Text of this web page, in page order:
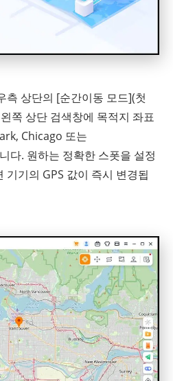
측 상단의 [순간이동 모드](첫
쪽 상단 검색창에 목적지 좌표
Chicago 또는
다. 원하는 정확한 스폿을 설정
기의 GPS 값이 즉시 변경됩